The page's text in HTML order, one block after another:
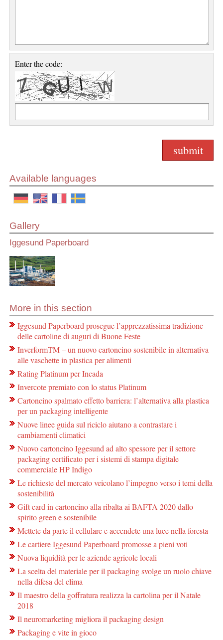
Enter the code:
Available languages
Gallery
Iggesund Paperboard
More in this section
Iggesund Paperboard prosegue l’apprezzatissima tradizione
delle cartoline di auguri di Buone Feste
InverformTM – un nuovo cartoncino sostenibile in alternativa
alle vaschette in plastica per alimenti
Rating Platinum per Incada
Invercote premiato con lo status Platinum
Cartoncino spalmato effetto barriera: l’alternativa alla plastica
per un packaging intelligente
Nuove linee guida sul riciclo aiutano a contrastare i
cambiamenti climatici
Nuovo cartoncino Iggesund ad alto spessore per il settore
packaging certificato per i sistemi di stampa digitale
commerciale HP Indigo
Le richieste del mercato veicolano l’impegno verso i temi della
sostenibilità
Gift card in cartoncino alla ribalta ai BAFTA 2020 dallo
spirito green e sostenibile
Mettete da parte il cellulare e accendete una luce nella foresta
Le cartiere Iggesund Paperboard promosse a pieni voti
Nuova liquidità per le aziende agricole locali
La scelta del materiale per il packaging svolge un ruolo chiave
nella difesa del clima
Il maestro della goffratura realizza la cartolina per il Natale
2018
Il neuromarketing migliora il packaging design
Packaging e vite in gioco